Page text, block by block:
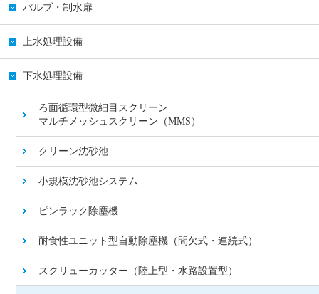
バルブ・制水扉
上水処理設備
下水処理設備
ろ面循環型微細目スクリーン
マルチメッシュスクリーン（MMS）
クリーン沈砂池
小規模沈砂池システム
ピンラック除塵機
耐食性ユニット型自動除塵機（間欠式・連続式）
スクリューカッター（陸上型・水路設置型）